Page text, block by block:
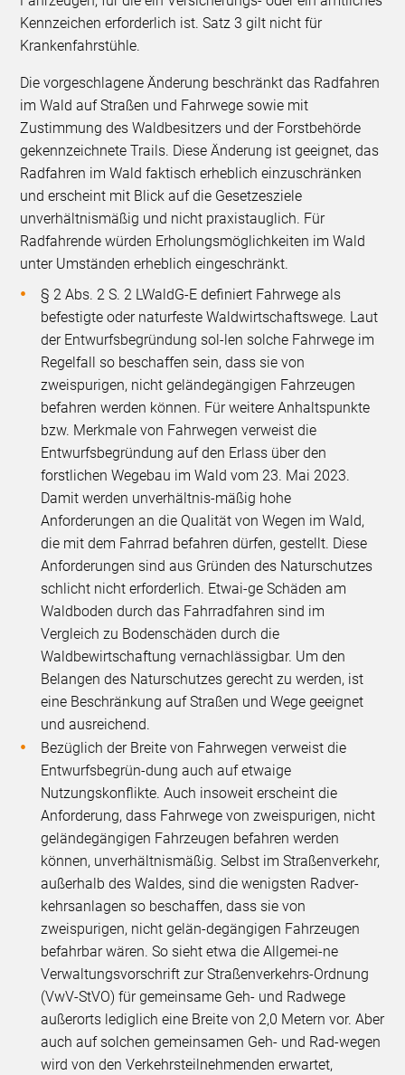
Kennzeichen erforderlich ist. Satz 3 gilt nicht für
Krankenfahrstühle.
Die vorgeschlagene Änderung beschränkt das Radfahren
im Wald auf Straßen und Fahrwege sowie mit
Zustimmung des Waldbesitzers und der Forstbehörde
gekennzeichnete Trails. Diese Änderung ist geeignet, das
Radfahren im Wald faktisch erheblich einzuschränken
und erscheint mit Blick auf die Gesetzesziele
unverhältnismäßig und nicht praxistauglich. Für
Radfahrende würden Erholungsmöglichkeiten im Wald
unter Umständen erheblich eingeschränkt.
§ 2 Abs. 2 S. 2 LWaldG-E definiert Fahrwege als
befestigte oder naturfeste Waldwirtschaftswege. Laut
der Entwurfsbegründung sol-len solche Fahrwege im
Regelfall so beschaffen sein, dass sie von
zweispurigen, nicht geländegängigen Fahrzeugen
befahren werden können. Für weitere Anhaltspunkte
bzw. Merkmale von Fahrwegen verweist die
Entwurfsbegründung auf den Erlass über den
forstlichen Wegebau im Wald vom 23. Mai 2023.
Damit werden unverhältnis-mäßig hohe
Anforderungen an die Qualität von Wegen im Wald,
die mit dem Fahrrad befahren dürfen, gestellt. Diese
Anforderungen sind aus Gründen des Naturschutzes
schlicht nicht erforderlich. Etwai-ge Schäden am
Waldboden durch das Fahrradfahren sind im
Vergleich zu Bodenschäden durch die
Waldbewirtschaftung vernachlässigbar. Um den
Belangen des Naturschutzes gerecht zu werden, ist
eine Beschränkung auf Straßen und Wege geeignet
und ausreichend.
Bezüglich der Breite von Fahrwegen verweist die
Entwurfsbegrün-dung auch auf etwaige
Nutzungskonflikte. Auch insoweit erscheint die
Anforderung, dass Fahrwege von zweispurigen, nicht
geländegängigen Fahrzeugen befahren werden
können, unverhältnismäßig. Selbst im Straßenverkehr,
außerhalb des Waldes, sind die wenigsten Radver-
kehrsanlagen so beschaffen, dass sie von
zweispurigen, nicht gelän-degängigen Fahrzeugen
befahrbar wären. So sieht etwa die Allgemei-ne
Verwaltungsvorschrift zur Straßenverkehrs-Ordnung
(VwV-StVO) für gemeinsame Geh- und Radwege
außerorts lediglich eine Breite von 2,0 Metern vor. Aber
auch auf solchen gemeinsamen Geh- und Rad-wegen
wird von den Verkehrsteilnehmenden erwartet,